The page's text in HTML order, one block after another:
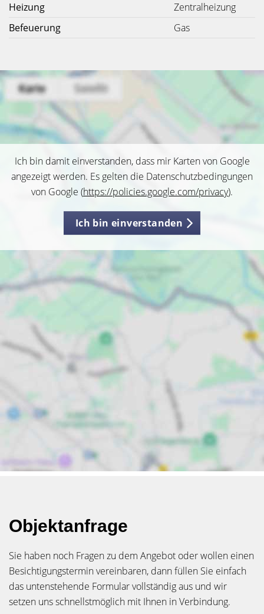
Heizung
Zentralheizung
Befeuerung
Gas
Ich bin damit einverstanden, dass mir Karten von Google
angezeigt werden. Es gelten die Datenschutzbedingungen
von Google (https://policies.google.com/privacy).
Ich bin einverstanden
Objektanfrage
Sie haben noch Fragen zu dem Angebot oder wollen einen
Besichtigungstermin vereinbaren, dann füllen Sie einfach
das untenstehende Formular vollständig aus und wir
setzen uns schnellstmöglich mit Ihnen in Verbindung.